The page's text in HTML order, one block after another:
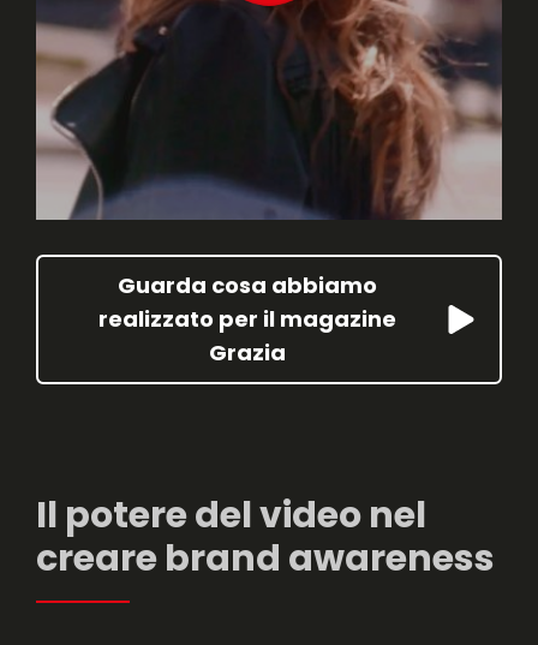
Guarda cosa abbiamo
realizzato per il magazine
Grazia
Il potere del video nel
creare brand awareness